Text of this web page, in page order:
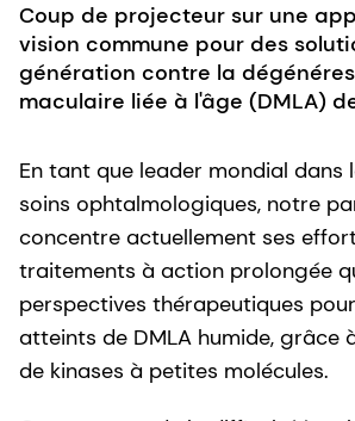
Coup de projecteur sur une
vision commune pour des
génération contre la
maculaire liée à l'âge (DMLA)
En tant que leader mondial dans
soins ophtalmologiques, notre
concentre actuellement ses
traitements à action prolongée
perspectives thérapeutiques
atteints de DMLA humide, grâce
de kinases à petites molécules.